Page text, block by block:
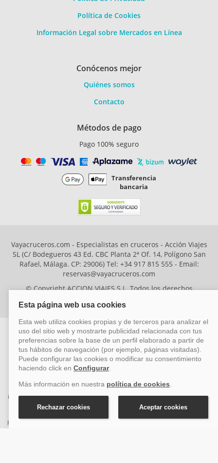
Política de Cookies
Información Legal sobre Mercados en Línea
Conócenos mejor
Quiénes somos
Contacto
Métodos de pago
Pago 100% seguro
Transferencia
bancaria
Vayacruceros.com - Especialistas en cruceros - Acción Viajes
SL (C/ Bodegueros 43 Ed. CBC Planta 2ª Of. 14, Polígono San
Rafael, Málaga. CP: 29006) Tel: +34 917 815 555 - Email:
reservas@vayacruceros.com
© Copyright ACCION VIAJES S.L. Todos los derechos
ACCION VIAJES SL ha sido beneficiaria del Fondo Europeo de Desarrollo
Regional (FEDER), cuyo objetivo es mejorar la competitividad de las pymes
mediante el impulso de la innovación, el desarrollo tecnológico, la
investigación de calidad y el uso seguro y fiable del ciberespacio. Gracias a
esta financiación, la empresa ha puesto en marcha un Plan de Acción
durante el año 2026 para reforzar su competitividad empresarial,
promoviendo la innovación y la ciberseguridad. Para ello, ha contado con el